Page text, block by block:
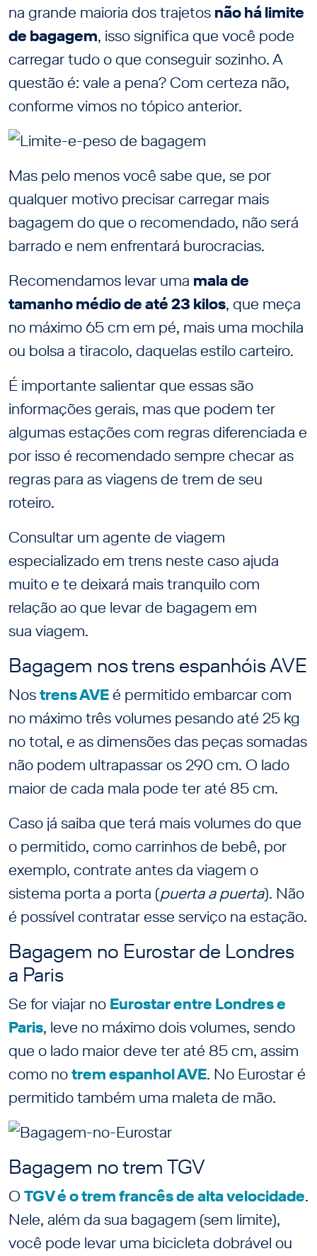
na grande maioria dos trajetos não há limite
de bagagem, isso significa que você pode
carregar tudo o que conseguir sozinho. A
questão é: vale a pena? Com certeza não,
conforme vimos no tópico anterior.
Mas pelo menos você sabe que, se por
qualquer motivo precisar carregar mais
bagagem do que o recomendado, não será
barrado e nem enfrentará burocracias.
Recomendamos levar uma mala de
tamanho médio de até 23 kilos, que meça
no máximo 65 cm em pé, mais uma mochila
ou bolsa a tiracolo, daquelas estilo carteiro.
É importante salientar que essas são
informações gerais, mas que podem ter
algumas estações com regras diferenciada e
por isso é recomendado sempre checar as
regras para as viagens de trem de seu
roteiro.
Consultar um agente de viagem
especializado em trens neste caso ajuda
muito e te deixará mais tranquilo com
relação ao que levar de bagagem em
sua viagem.
Bagagem nos trens espanhóis AVE
Nostrens AVEé permitido embarcar com
no máximo três volumes pesando até 25 kg
no total, e as dimensões das peças somadas
não podem ultrapassar os 290 cm. O lado
maior de cada mala pode ter até 85 cm.
Caso já saiba que terá mais volumes do que
o permitido, como carrinhos de bebê, por
exemplo, contrate antes da viagem o
sistema porta a porta (puerta a puerta). Não
é possível contratar esse serviço na estação.
Bagagem no Eurostar de Londres
a Paris
Se for viajar no Eurostar entre Londres e
Paris, leve no máximo dois volumes, sendo
que o lado maior deve ter até 85 cm, assim
como notrem espanhol AVE. No Eurostar é
permitido também uma maleta de mão.
Bagagem no trem TGV
O TGV é o trem francês de alta velocidade.
Nele, além da sua bagagem (sem limite),
você pode levar uma bicicleta dobrável ou